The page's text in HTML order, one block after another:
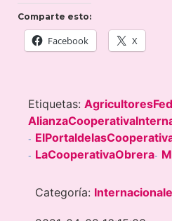
Comparte esto:
Facebook X
Etiquetas:
-
- LaCooperativaObrera-
Categoría: